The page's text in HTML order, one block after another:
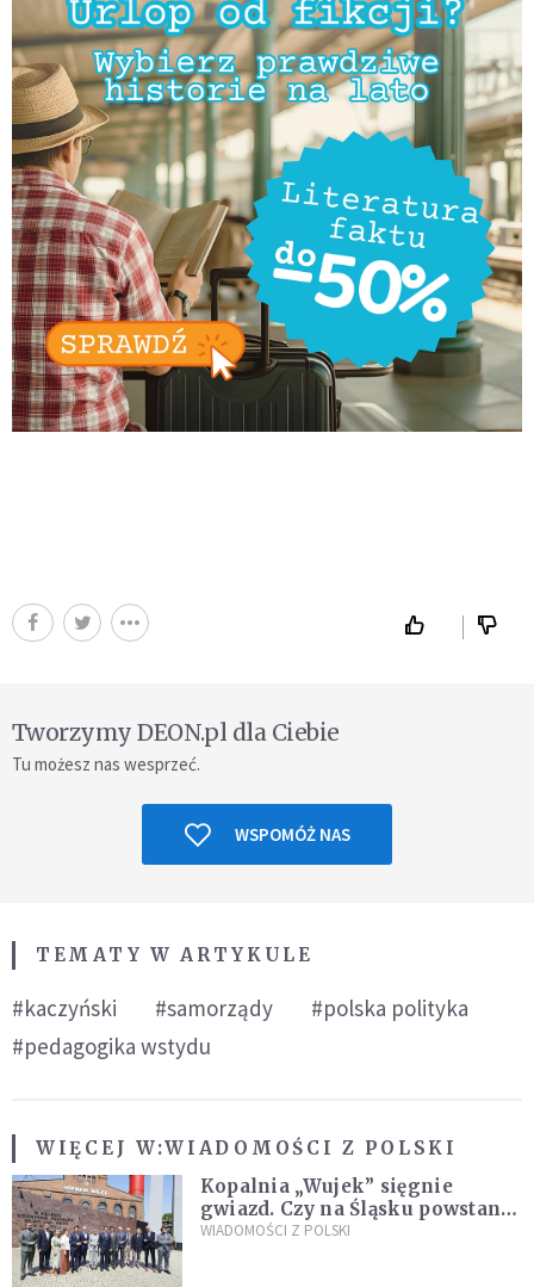
Tworzymy DEON.pl dla Ciebie
Tu możesz nas wesprzeć.
WSPOMÓŻ NAS
TEMATY W ARTYKULE
#kaczyński #samorządy
#polska polityka
#pedagogika wstydu
WIĘCEJ W:WIADOMOŚCI Z POLSKI
Kopalnia „Wujek” sięgnie
gwiazd. Czy na Śląsku powstanie
„Dolina Krzemowa”?
WIADOMOŚCI Z POLSKI